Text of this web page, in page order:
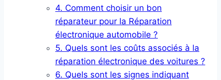
4. Comment choisir un bon
réparateur pour la Réparation
électronique automobile ?
5. Quels sont les coûts associés à la
réparation électronique des voitures ?
6. Quels sont les signes indiquant